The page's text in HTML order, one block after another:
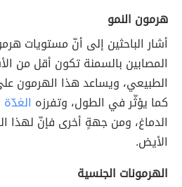
هرمون النمو
أشار الباحثين إلى أنّ مستويات
المصابين بالسمنة تكون أقل من
الطبيعي، ويساعد هذا الهرمون
كما يؤثّر في الطول، وتفرزه الغدّة
الدماغ، ومن جهةٍ أخرى فإنّ لهذا
الأيض.
الهرمونات الجنسية